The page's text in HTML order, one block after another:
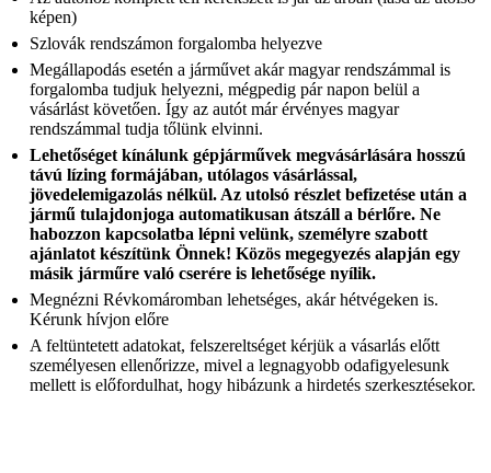
képen)
Szlovák rendszámon forgalomba helyezve
⁠Megállapodás esetén a járművet akár magyar rendszámmal is
forgalomba tudjuk helyezni, mégpedig pár napon belül a
vásárlást követően. Így az autót már érvényes magyar
rendszámmal tudja tőlünk elvinni.
Lehetőséget kínálunk gépjárművek megvásárlására hosszú
távú lízing formájában, utólagos vásárlással,
jövedelemigazolás nélkül. Az utolsó részlet befizetése után a
jármű tulajdonjoga automatikusan átszáll a bérlőre. Ne
habozzon kapcsolatba lépni velünk, személyre szabott
ajánlatot készítünk Önnek! Közös megegyezés alapján egy
másik járműre való cserére is lehetősége nyílik.
Megnézni Révkomáromban lehetséges, akár hétvégeken is.
Kérunk hívjon előre
A feltüntetett adatokat, felszereltséget kérjük a vásarlás előtt
személyesen ellenőrizze, mivel a legnagyobb odafigyelesunk
mellett is előfordulhat, hogy hibázunk a hirdetés szerkesztésekor.